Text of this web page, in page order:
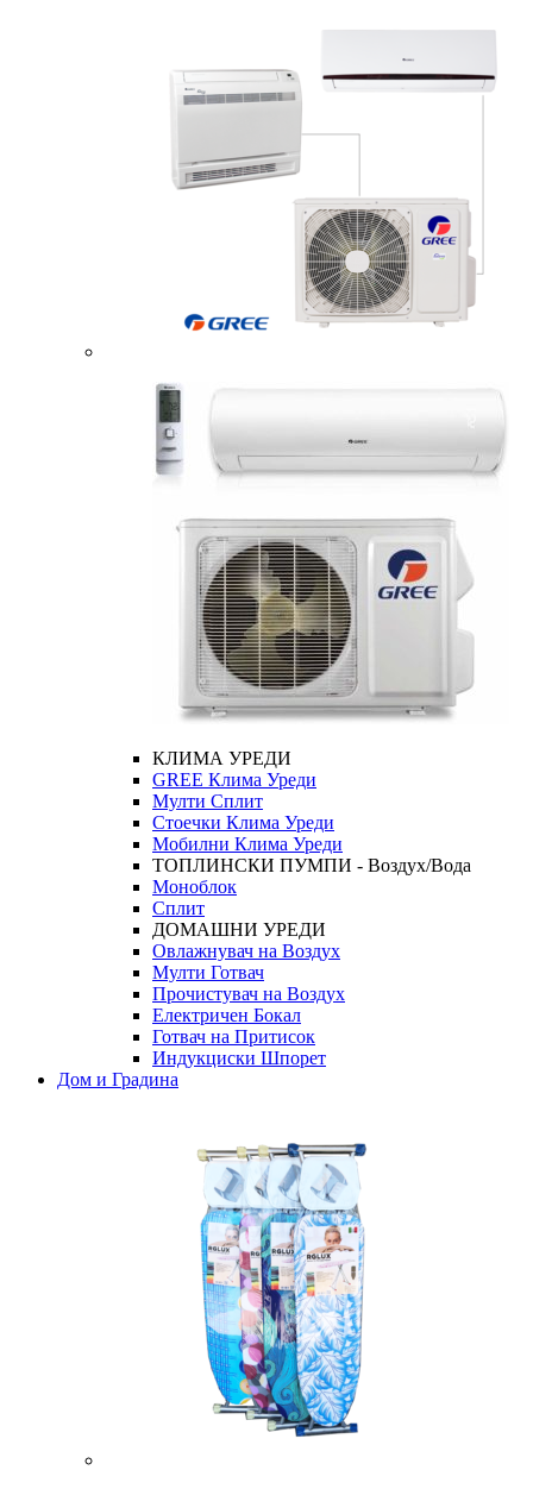
КЛИМА УРЕДИ
GREE Клима Уреди
Мулти Сплит
Стоечки Клима Уреди
Мобилни Клима Уреди
ТОПЛИНСКИ ПУМПИ - Воздух/Вода
Моноблок
Сплит
ДОМАШНИ УРЕДИ
Овлажнувач на Воздух
Мулти Готвач
Прочистувач на Воздух
Електричен Бокал
Готвач на Притисок
Индукциски Шпорет
Дом и Градина